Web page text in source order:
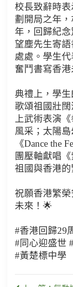
校長致辭時
劃開局之年
年，回歸紀
望塵先生寄
處處。學生
奮鬥書寫香港
典禮上，學生
歌頌祖國壯
上武術表演
風采；太陽
《Dance the
團壓軸獻唱
祖國與香港的
祝願香港繁
未來！🌟
#香港回歸29
#同心迎盛世
#黃楚標中學